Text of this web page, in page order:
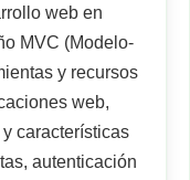
web en
MVC (Modelo-
y recursos
web,
características
autenticación